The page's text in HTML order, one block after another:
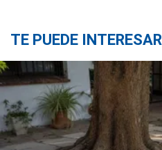
TE PUEDE INTERESAR